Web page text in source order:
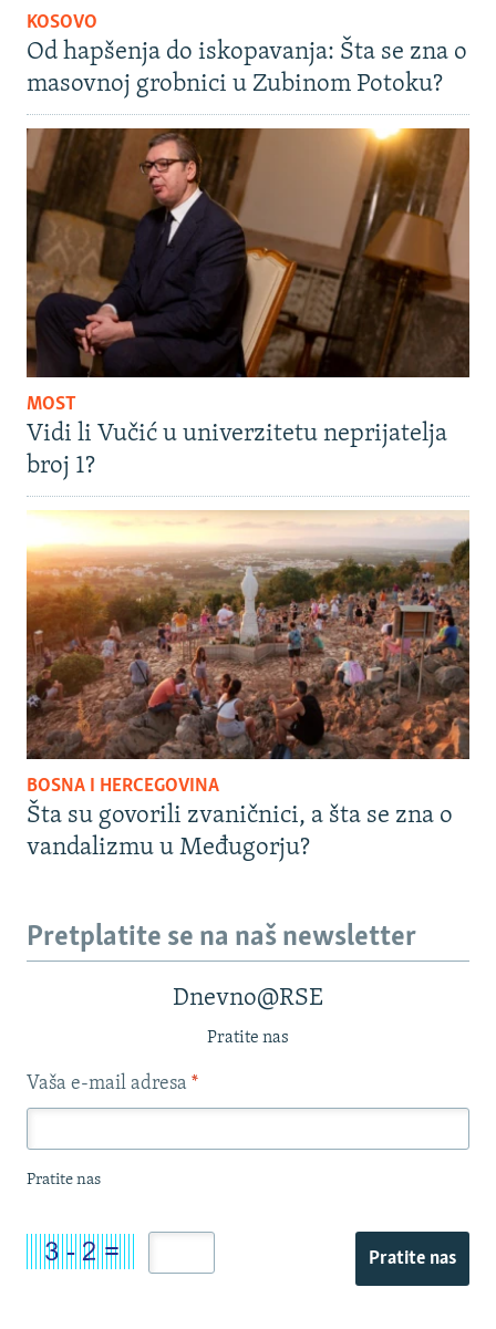
KOSOVO
Od hapšenja do iskopavanja: Šta se zna o
masovnoj grobnici u Zubinom Potoku?
MOST
Vidi li Vučić u univerzitetu neprijatelja
broj 1?
BOSNA I HERCEGOVINA
Šta su govorili zvaničnici, a šta se zna o
vandalizmu u Međugorju?
Pretplatite se na naš newsletter
Dnevno@RSE
Pratite nas
Vaša e-mail adresa *
Pratite nas
Pratite nas